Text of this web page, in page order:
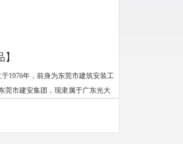
1976年，前身为东莞市建筑安装工
莞市建安集团，现隶属于广东光大
民用建筑工程施工一级企业。公司